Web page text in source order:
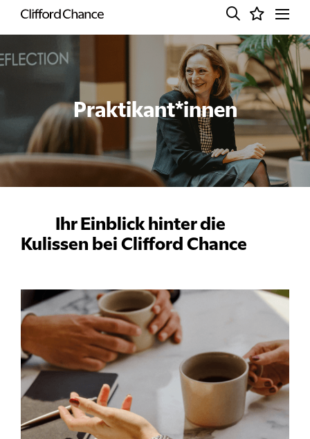
Praktikant*innen
Ihr Einblick hinter die
Kulissen bei Clifford Chance